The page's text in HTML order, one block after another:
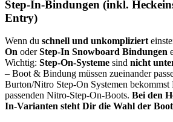
Step-In-Bindungen (inkl.
Entry)
Wenn du schnell und unkompliziert
On oderStep-In Snowboard Bindungen
Wichtig: Step-On-Systeme sind nicht
– Boot & Bindung müssen zueinander
Burton/Nitro Step-On Systemen bekommst
passenden Nitro-Step-On-Boots. Bei den
In-Varianten steht Dir die Wahl der